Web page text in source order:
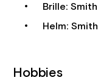
Brille: Smith
Helm: Smith
Hobbies